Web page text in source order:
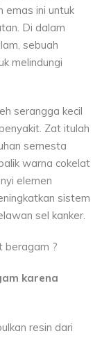
emas ini untuk
Di dalam
sebuah
melindungi
serangga kecil
Zat itulah
semesta
warna cokelat
elemen
sistem
sel kanker.
beragam ?
karena
resin dari